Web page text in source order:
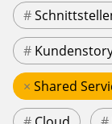
#
#
× Shared